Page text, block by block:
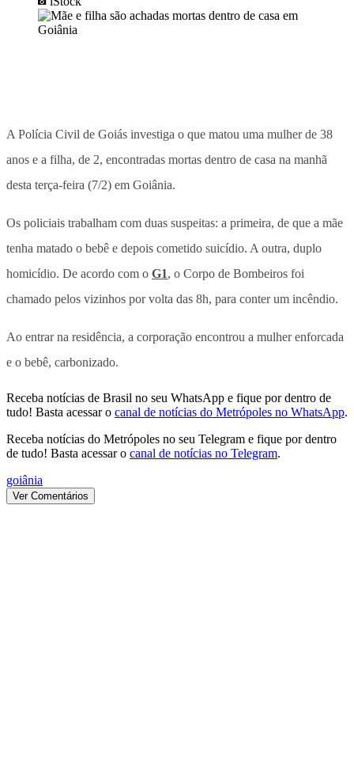
A Polícia Civil de Goiás investiga o que matou uma mulher de 38
anos e a filha, de 2, encontradas mortas dentro de casa na manhã
desta terça-feira (7/2) em Goiânia.
Os policiais trabalham com duas suspeitas: a primeira, de que a mãe
tenha matado o bebê e depois cometido suicídio. A outra, duplo
homicídio. De acordo com o G1, o Corpo de Bombeiros foi
chamado pelos vizinhos por volta das 8h, para conter um incêndio.
Ao entrar na residência, a corporação encontrou a mulher enforcada
e o bebê, carbonizado.
Receba notícias de Brasil no seu WhatsApp e fique por dentro de
tudo! Basta acessar o canal de notícias do Metrópoles no WhatsApp.
Receba notícias do Metrópoles no seu Telegram e fique por dentro
de tudo! Basta acessar o canal de notícias no Telegram.
goiânia
Ver Comentários